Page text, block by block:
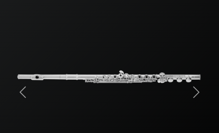
Previous Next